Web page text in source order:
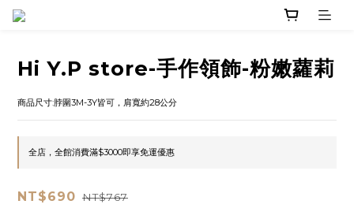
Hi Y.P store-手作領飾-粉嫩蘿莉
商品尺寸:脖圍3M-3Y皆可，肩寬約28公分
全店，全館消費滿$3000即享免運優惠
NT$690 NT$767